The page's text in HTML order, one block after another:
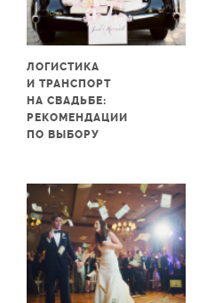
ЛОГИСТИКА
И ТРАНСПОРТ
НА СВАДЬБЕ:
РЕКОМЕНДАЦИИ
ПО ВЫБОРУ